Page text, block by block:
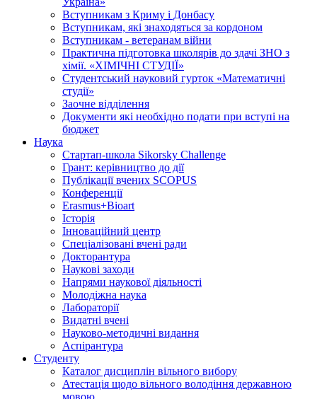
Вступникам з Криму і Донбасу
Вступникам, які знаходяться за кордоном
Вступникам - ветеранам війни
Практична підготовка школярів до здачі ЗНО з
хімії. «ХІМІЧНІ СТУДІЇ»
Студентський науковий гурток «Математичні
студії»
Заочне відділення
Документи які необхідно подати при вступі на
бюджет
Наука
Стартап-школа Sikorsky Challenge
Грант: керівництво до дії
Публікації вчених SCOPUS
Конференції
Erasmus+Bioart
Історія
Інноваційний центр
Спеціалізовані вчені ради
Докторантура
Наукові заходи
Напрями наукової діяльності
Молодіжна наука
Лабораторії
Видатні вчені
Науково-методичні видання
Аспірантура
Студенту
Каталог дисциплін вільного вибору
Атестація щодо вільного володіння державною
мовою